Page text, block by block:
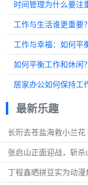
时间管理为什么要注
工作与生活谁更重要
工作与幸福：如何平
如何平衡工作和休闲
居家办公如何保持工
最新乐趣
长珩去苍盐海救小兰
张启山正面迎战，斩
丁程鑫晒拼豆实为动漫